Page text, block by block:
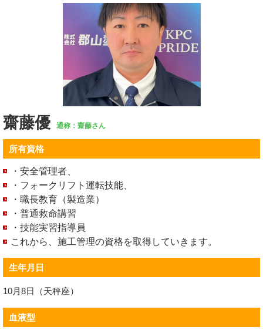
齋藤優 通称：齋藤さん
所有資格
・安全管理者、
・フォークリフト運転技能、
・職長教育（製造業）
・普通救命講習
・技能実習指導員
これから、施工管理の資格を取得していきます。
生年月日
10月8日（天秤座）
血液型